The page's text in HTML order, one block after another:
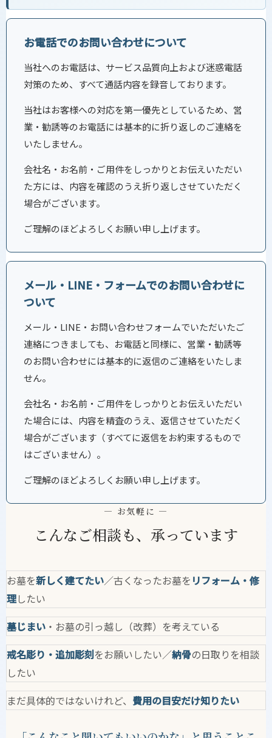
お電話でのお問い合わせについて
当社へのお電話は、サービス品質向上および迷惑電話
対策のため、すべて通話内容を録音しております。
当社はお客様への対応を第一優先としているため、営
業・勧誘等のお電話には基本的に折り返しのご連絡を
いたしません。
会社名・お名前・ご用件をしっかりとお伝えいただい
た方には、内容を確認のうえ折り返しさせていただく
場合がございます。
ご理解のほどよろしくお願い申し上げます。
メール・LINE・フォームでのお問い合わせに
ついて
メール・LINE・お問い合わせフォームでいただいたご
連絡につきましても、お電話と同様に、営業・勧誘等
のお問い合わせには基本的に返信のご連絡をいたしま
せん。
会社名・お名前・ご用件をしっかりとお伝えいただい
た場合には、内容を精査のうえ、返信させていただく
場合がございます（すべてに返信をお約束するもので
はございません）。
ご理解のほどよろしくお願い申し上げます。
— お気軽に —
こんなご相談も、承っています
お墓を新しく建てたい／古くなったお墓を リフォーム・修
理したい
墓じまい ・お墓の引っ越し（改葬）を考えている
戒名彫り・追加彫刻をお願いしたい／納骨の日取りを相談
したい
まだ具体的ではないけれど、 費用の目安だけ知りたい